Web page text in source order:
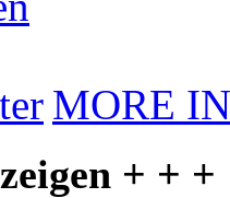
MORE
+ + +